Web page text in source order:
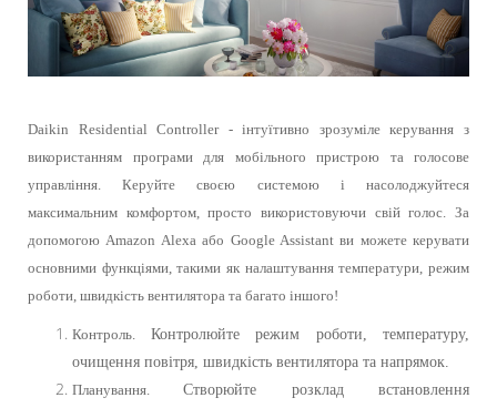
Daikin ResidentialController - інтуїтивно зрозуміле керування з
використанням програми для мобільного пристрою та голосове
управління.Керуйте своєю системою і насолоджуйтеся
максимальним комфортом, просто використовуючи свій голос. За
допомогою Amazon Alexa або Google Assistant ви можете керувати
основними функціями, такими як налаштування температури, режим
роботи, швидкість вентилятора та багато іншого!
Контроль. Контролюйте режим роботи, температуру,
очищення повітря, швидкість вентилятора та напрямок.
Планування.Створюйте розклад встановлення